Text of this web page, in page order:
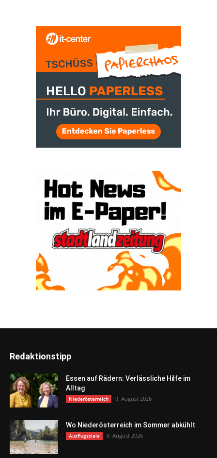
Redaktionstipp
Essen auf Rädern: Verlässliche Hilfe im
Alltag
Niederösterreich 9. August 2026
Wo Niederösterreich im Sommer abkühlt
Ausflugsziele 8. August 2026